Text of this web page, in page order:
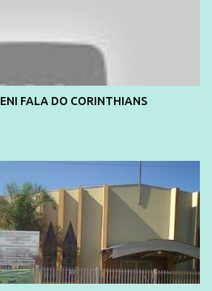
FALA DO CORINTHIANS